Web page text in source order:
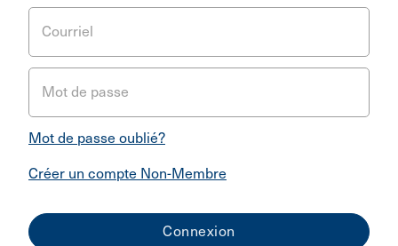
Courriel
Mot de passe
Mot de passe oublié?
Créer un compte Non-Membre